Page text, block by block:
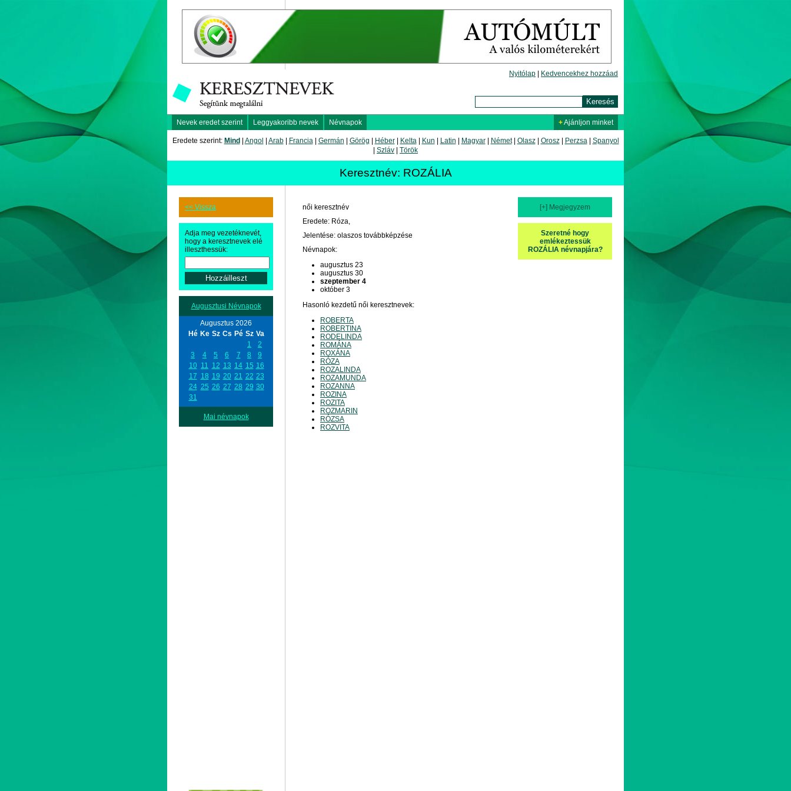
Nyitólap Kedvencekhez hozzáad
Nevek eredet szerint Leggyakoribb nevek Névnapok +Ajánljon minket
Eredete szerint: Mind Angol Arab| Francia| Germán Görög Héber| Kelta| Kun Latin Magyar| Német| Olasz| Orosz| Perzsa| Spanyol
Szláv Török
Keresztnév: ROZÁLIA
<< Vissza
Adja meg vezetéknevét,
hogy a keresztnevek elé
illeszthessük:
Augusztusi Névnapok
Augusztus 2026
Hé Ke Sz Cs Pé Sz Va
1
2
3
4 5 6 7 8
9
10 11 12 13 14 15 16
17 18 19 20 21 22 23
24 25 26 27 28 29 30
31
Mai névnapok
[+] Megjegyzem
Szeretné hogy
emlékeztessük
ROZÁLIA névnapjára?
női keresztnév
Eredete: Róza,
Jelentése: olaszos továbbképzése
Névnapok:
augusztus 23
augusztus 30
szeptember 4
október 3
Hasonló kezdetű női keresztnevek:
ROBERTA
ROBERTINA
RODELINDA
ROMÁNA
ROXÁNA
RÓZA
ROZALINDA
ROZAMUNDA
ROZANNA
ROZINA
ROZITA
ROZMARIN
RÓZSA
ROZVITA